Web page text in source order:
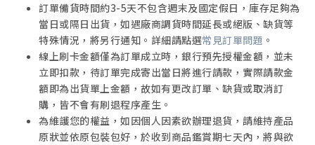
訂單備貨時間約3-5天不包含週末及國定假日，庫存足夠為
當日或隔日出貨，如遇廠商調貨時間延長或絕版、缺貨等
特殊情況，將另行通知。詳細請點選常見訂單問題 。
線上刷卡金額僅為訂單成立時，銀行預先授權金額，並未
立即扣款，待訂單完成寄出當日將進行請款，實際請款金
額即為出貨單上金額，故如有更改訂單、缺貨或取消訂
購，皆不會有刷退程序產生。
為維護您的權益，如因個人因素欲辦理退貨，請維持產品
原狀並依原包裝包好，於收到商品鑑賞期七天內，將與欲